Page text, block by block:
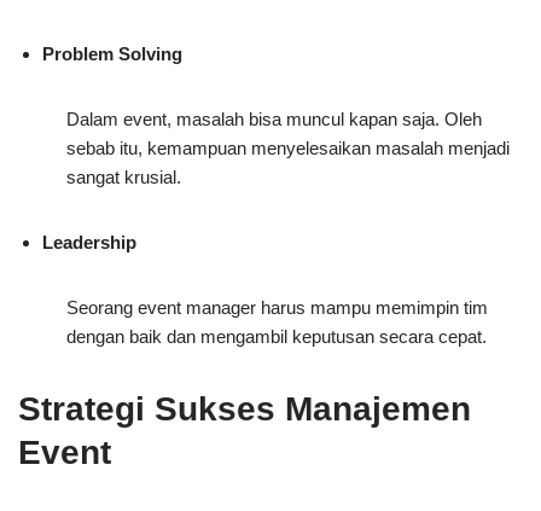
Problem Solving
Dalam event, masalah bisa muncul kapan saja. Oleh
sebab itu, kemampuan menyelesaikan masalah menjadi
sangat krusial.
Leadership
Seorang event manager harus mampu memimpin tim
dengan baik dan mengambil keputusan secara cepat.
Strategi Sukses Manajemen
Event